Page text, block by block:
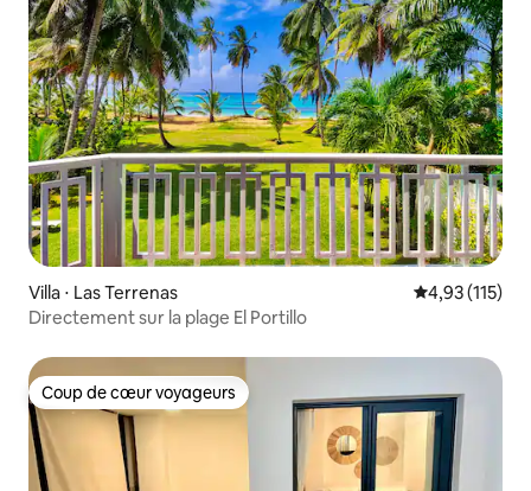
Villa ⋅ Las Terrenas Évaluation
4,93 (115)
Directement sur la plage El Portillo
Coup de cœur voyageurs
Coup de cœur voyageurs